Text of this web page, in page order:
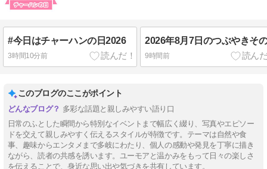
#今日はチャーハンの日2026
3時間10分前
2026年8月7日のつぶやきそ
9時間前
このブログのここがポイント
多彩な話題と親しみやすい語り口
日常のふとした瞬間から特別なイベントまで幅広く綴り、写真やエピソー
ドを交えて親しみやすく伝えるスタイルが特徴です。テーマは自然や食
事、趣味からエンタメまで多岐にわたり、個人の感動や発見を丁寧に描き
ながら、読者の共感を誘います。ユーモアと温かみをもって日々の楽しさ
を伝えることで、身近な思い出や気づきを共有しています。